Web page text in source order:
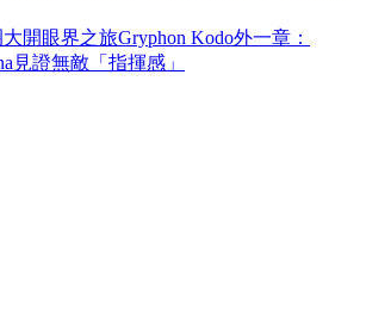
開眼界之旅Gryphon Kodo外一章：
見證無敵「指揮感」